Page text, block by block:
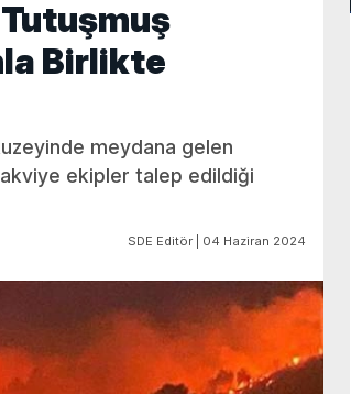
Birlikte
meydana gelen
ekipler talep edildiği
SDE Editör | 04 Haziran 2024